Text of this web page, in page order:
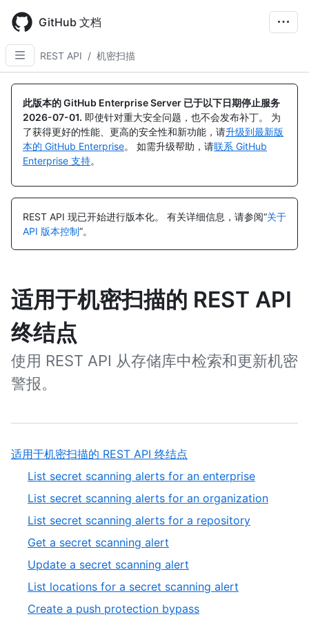
main
content
GitHub 文档
REST API / 机密扫描
此版本的 GitHub Enterprise Server 已于以下日期停止服务
2026-07-01. 即使针对重大安全问题，也不会发布补丁。 为
了获得更好的性能、更高的安全性和新功能，请升级到最新版
本的 GitHub Enterprise。 如需升级帮助，请联系 GitHub
Enterprise 支持。
REST API 现已开始进行版本化。 有关详细信息，请参阅“关于
API 版本控制”。
适用于机密扫描的 REST API
终结点
使用 REST API 从存储库中检索和更新机密
警报。
适用于机密扫描的 REST API 终结点
List secret scanning alerts for an enterprise
List secret scanning alerts for an organization
List secret scanning alerts for a repository
Get a secret scanning alert
Update a secret scanning alert
List locations for a secret scanning alert
Create a push protection bypass